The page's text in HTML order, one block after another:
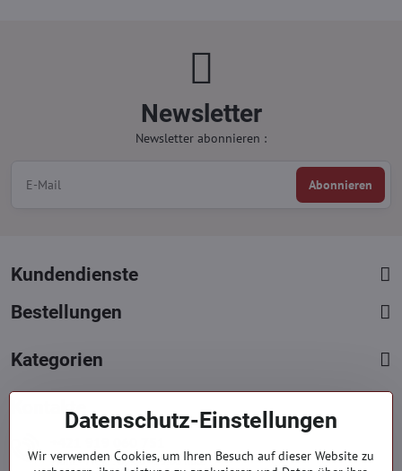
Newsletter
Newsletter abonnieren :
Abonnieren
Kundendienste
Bestellungen
Kategorien
Kontakte
Mont. - Freit. : 09:00 - 15:00 hod.
Datenschutz-Einstellungen
Wir verwenden Cookies, um Ihren Besuch auf dieser Website zu